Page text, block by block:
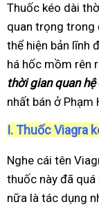
Thuốc kéo dài
quan trọng trong
thể hiện bản lĩnh
há hốc mồm rên
thời gian quan hệ
nhất bán ở Phạm
I. Thuốc Viagra
Nghe cái tên
thuốc này đã
nữa là tác dụng